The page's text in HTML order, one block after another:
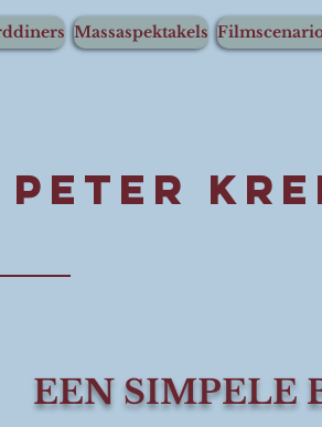
Massaspektakels
peter
EEN SIMPELE